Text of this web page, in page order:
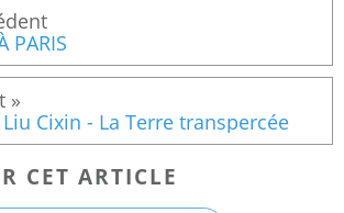
PARIS
Cixin - La Terre transpercée
CET ARTICLE